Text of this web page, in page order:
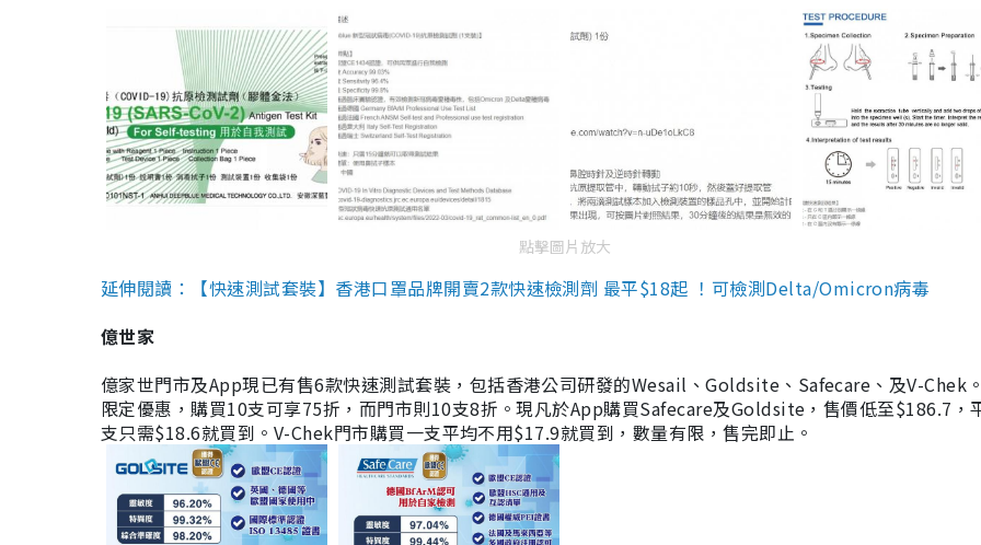
點擊圖片放大
延伸閱讀：【快速測試套裝】香港口罩品牌開賣2款快速檢測劑 最平$18起 ！可檢測Delta/Omicron病毒
億世家
億家世門市及App現已有售6款快速測試套裝，包括香港公司研發的Wesail、Goldsite、Safecare、及V-Chek
限定優惠，購買10支可享75折，而門市則10支8折。現凡於App購買Safecare及Goldsite，售價低至$186.7，
支只需$18.6就買到。V-Chek門市購買一支平均不用$17.9就買到，數量有限，售完即止。